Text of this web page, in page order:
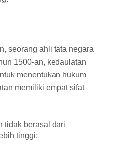
seorang ahli tata negara
1500-an, kedaulatan
menentukan hukum
memiliki empat sifat
tidak berasal dari
tinggi;